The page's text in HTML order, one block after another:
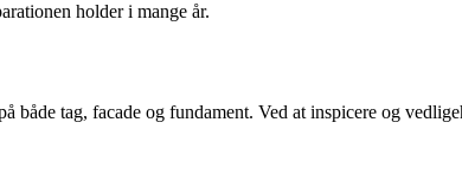
holder i mange år.
tag, facade og fundament. Ved at inspicere og